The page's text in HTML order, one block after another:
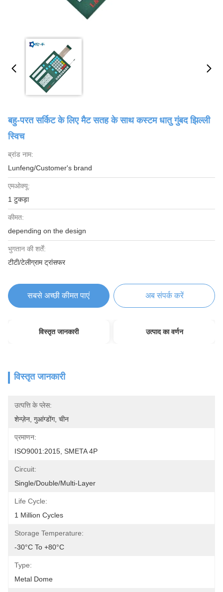
बहु-परत सर्किट के लिए मैट सतह के साथ कस्टम धातु गुंबद झिल्ली
स्विच
ब्रांड नाम:
Lunfeng/Customer's brand
एमओक्यू:
1 टुकड़ा
कीमत:
depending on the design
भुगतान की शर्तें:
टीटी/टेलीग्राम ट्रांसफर
सबसे अच्छी कीमत पाएं अब संपर्क करें
विस्तृत जानकारी उत्पाद का वर्णन
विस्तृत जानकारी
उत्पत्ति के प्लेस:
शेन्ज़ेन, गुआंग्डोंग, चीन
प्रमाणन:
ISO9001:2015, SMETA 4P
Circuit:
Single/Double/Multi-Layer
Life Cycle:
1 Million Cycles
Storage Temperature:
-30°C To +80°C
Type:
Metal Dome